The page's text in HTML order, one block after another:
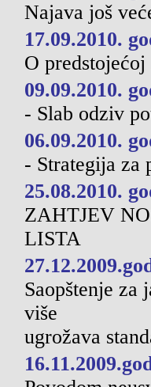
Najava još
17.09.2010.
O
09.09.2010.
- Slab odziv
06.09.2010.
- Strategija za
25.08.2010.
ZAHTJEV
LISTA
Saopštenje za
više
ugrožava